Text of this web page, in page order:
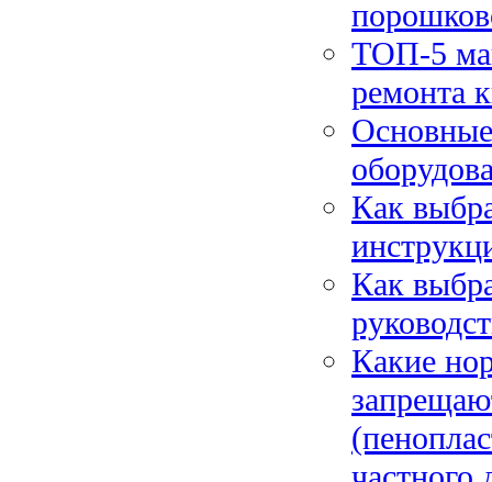
ТОП-5
ремонта
Как
Как
Какие